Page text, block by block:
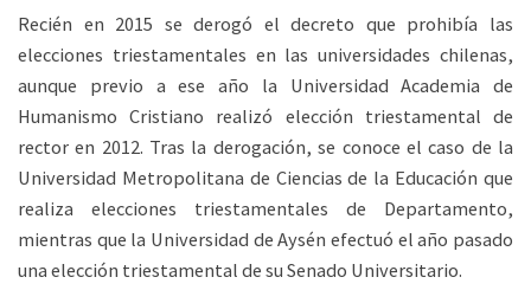
Recién en 2015 se derogó el decreto que prohibía las
elecciones triestamentales en las universidades chilenas,
aunque previo a ese año la Universidad Academia de
Humanismo Cristiano realizó elección triestamental de
rector en 2012. Tras la derogación, se conoce el caso de la
Universidad Metropolitana de Ciencias de la Educación que
realiza elecciones triestamentales de Departamento,
mientras que la Universidad de Aysén efectuó el año pasado
una elección triestamental de su Senado Universitario.